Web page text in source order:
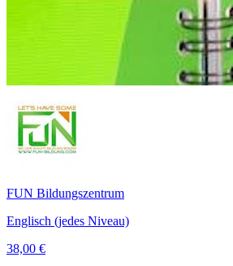
FUN Bildungszentrum
Englisch (jedes Niveau)
38,00 €